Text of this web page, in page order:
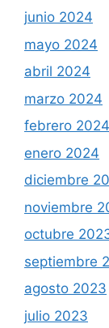
junio 2024
mayo 2024
abril 2024
marzo 2024
febrero 2024
enero 2024
diciembre
noviembre
octubre
septiembre
agosto 2023
julio 2023